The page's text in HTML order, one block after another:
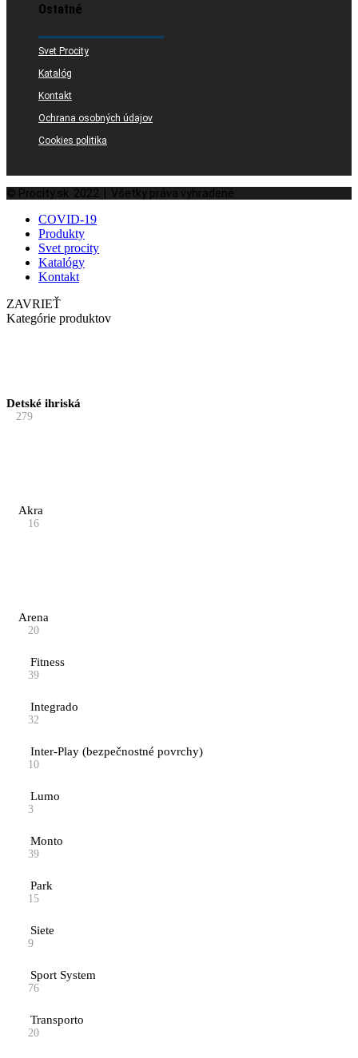
Ostatné
Svet Procity
Katalóg
Kontakt
Ochrana osobných údajov
Cookies politika
© Procity.sk 2022 | Všetky práva vyhradené
COVID-19
Produkty
Svet procity
Katalógy
Kontakt
ZAVRIEŤ
Kategórie produktov
Detské ihriská
279
Akra
16
Arena
20
Fitness
39
Integrado
32
Inter-Play (bezpečnostné povrchy)
10
Lumo
3
Monto
39
Park
15
Siete
9
Sport System
76
Transporto
20